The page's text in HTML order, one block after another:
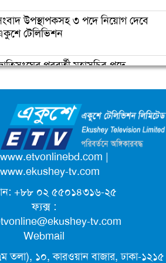
বঙ্গবন্ধুর ভাষণের লোকায়তিক মাত্রা
বঙ্গবন্ধুর খুনিদের ফিরিয়ে এনে রায় কার্যকর
উপস্থাপকসহ ৩ পদে নিয়োগ দেবে
টেলিভিশন
পরবর্তী মহাসচিব পদে
ক্যাম্পাস অ্যাম্বাসেডর নিয়োগ দিচ্ছে একুশে
টেলিভিশন
পদোন্নতি পেয়ে সচিব হলেন ২ কর্মকর্তা
এইডের মাধ্যমে সন্তান ফিরে পেল
সেই কিশোরী মা জুঁই
জেট ফুয়েলের দাম কমলো লিটারে ১৯ টাকা
www.etvonlinebd.com |
www.ekushey-tv.com
+৮৮ ০২ ৫৫০১৪৩১৬-২৫
ফ্যক্স :
tv.com
Webmail
তলা), ১০, কারওয়ান বাজার, ঢাকা-১২১৫